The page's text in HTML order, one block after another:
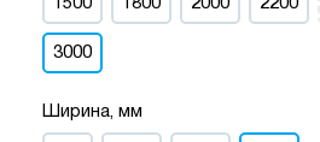
1500 1800 2000 2200
3000
Ширина, мм